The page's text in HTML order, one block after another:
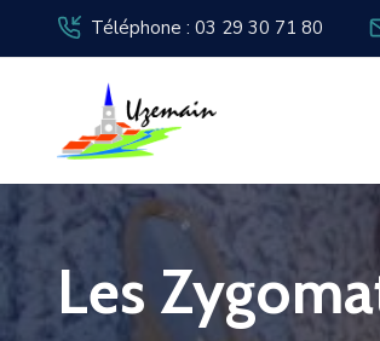
Téléphone : 03 29 30 71 80
Les